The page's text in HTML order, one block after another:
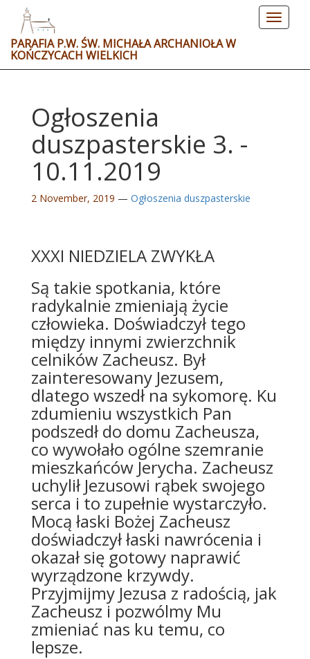
Toggle
PARAFIA P.W. ŚW. MICHAŁA ARCHANIOŁA W
KOŃCZYCACH WIELKICH
Ogłoszenia
duszpasterskie 3. -
10.11.2019
2 November, 2019 — Ogłoszenia duszpasterskie
XXXI NIEDZIELA ZWYKŁA
Są takie spotkania, które
radykalnie zmieniają życie
człowieka. Doświadczył tego
między innymi zwierzchnik
celników Zacheusz. Był
zainteresowany Jezusem,
dlatego wszedł na sykomorę. Ku
zdumieniu wszystkich Pan
podszedł do domu Zacheusza,
co wywołało ogólne szemranie
mieszkańców Jerycha. Zacheusz
uchylił Jezusowi rąbek swojego
serca i to zupełnie wystarczyło.
Mocą łaski Bożej Zacheusz
doświadczył łaski nawrócenia i
okazał się gotowy naprawić
wyrządzone krzywdy.
Przyjmijmy Jezusa z radością, jak
Zacheusz i pozwólmy Mu
zmieniać nas ku temu, co
lepsze.